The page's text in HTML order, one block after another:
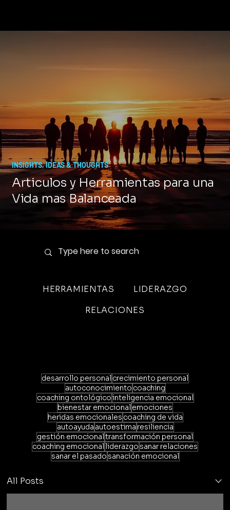
INSIGHTS, IDEAS & THOUGHTS
Articulos y Herramientas para una
Vida mas Balanceada
HERRAMIENTAS
LIDERAZGO
RELACIONES
desarrollo personal crecimiento personal
autoconocimiento coaching
coaching ontológicointeligencia emocional
bienestar emocional emociones
heridas emocionales coaching de vida
autoayuda autoestimaresiliencia
gestión emocionaltransformación personal
coaching emocionalliderazgo sanar relaciones
sanar el pasado sanación emocional
All Posts